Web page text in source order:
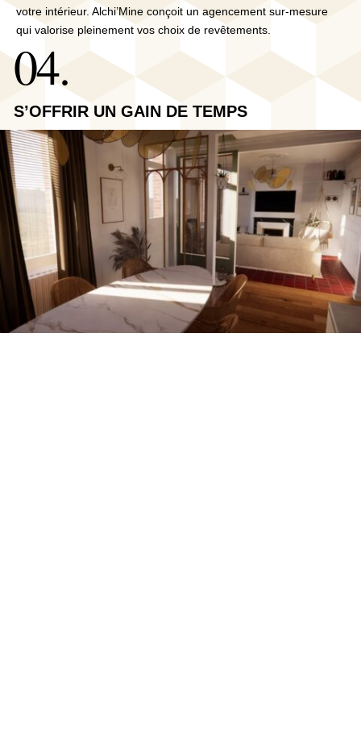
votre intérieur. Alchi’Mine conçoit un agencement sur-mesure
qui valorise pleinement vos choix de revêtements.
04.
S’OFFRIR UN GAIN DE TEMPS